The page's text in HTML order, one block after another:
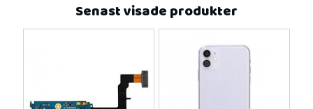
Senast visade produkter